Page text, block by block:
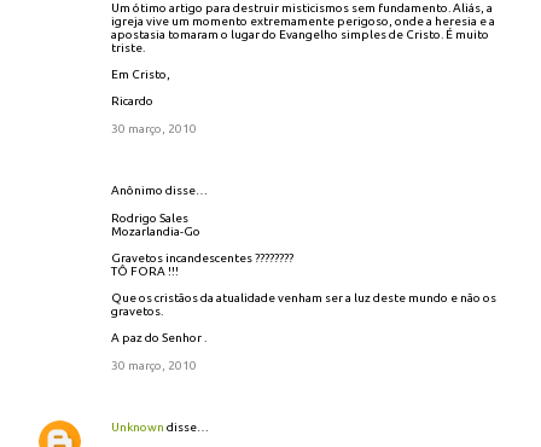
Um ótimo artigo para destruir misticismos sem fundamento. Aliás, a
igreja vive um momento extremamente perigoso, onde a heresia e a
apostasia tomaram o lugar do Evangelho simples de Cristo. É muito
triste.
Em Cristo,
Ricardo
30 março, 2010
Anônimo disse…
Rodrigo Sales
Mozarlandia-Go
Gravetos incandescentes ????????
TÔ FORA !!!
Que os cristãos da atualidade venham ser a luz deste mundo e não os
gravetos.
A paz do Senhor .
30 março, 2010
Unknown disse…